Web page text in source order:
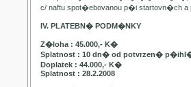
c/ naftu spot�ebovanou p�i startovn�ch
IV. PLATEBN� PODM�NKY
Z�loha : 45.000,- K�
Splatnost : 10 dn� od potvrzen�
Doplatek : 44.000,- K�
Splatnost : 28.2.2008